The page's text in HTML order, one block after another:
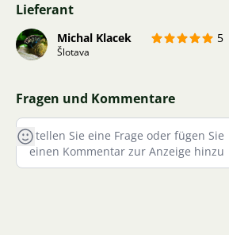
Lieferant
Michal Klacek 5
Šlotava
Fragen und Kommentare